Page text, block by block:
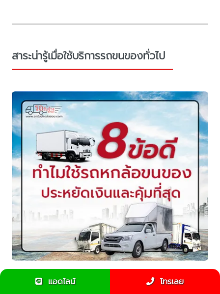
สาระน่ารู้เมื่อใช้บริการรถขนของทั่วไป
8 ข้อดี ทำไมใช้รถ6ล้อขนของประหยัดเงินที่สุด
แอดไลน์ โทรเลย